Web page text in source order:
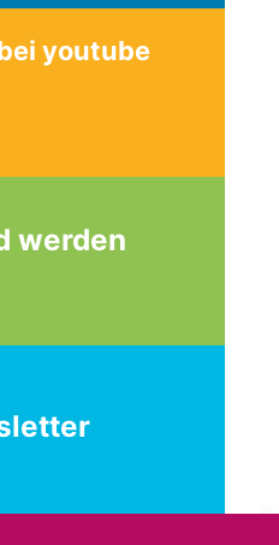
youtube
werden